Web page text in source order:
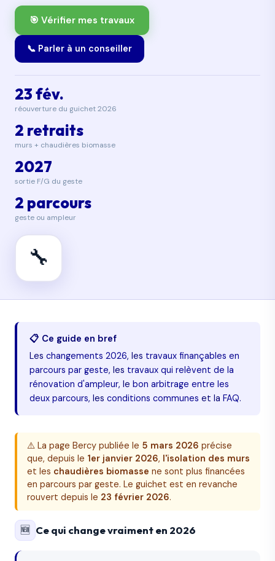
🎯 Vérifier mes travaux
📞 Parler à un conseiller
23 fév.
réouverture du guichet 2026
2 retraits
murs + chaudières biomasse
2027
sortie F/G du geste
2 parcours
geste ou ampleur
🔧
📋 Ce guide en bref
Les changements 2026, les travaux finançables en
parcours par geste, les travaux qui relèvent de la
rénovation d'ampleur, le bon arbitrage entre les
deux parcours, les conditions communes et la FAQ.
⚠️ La page Bercy publiée le 5 mars 2026 précise
que, depuis le 1er janvier 2026, l'isolation des murs
et les chaudières biomasse ne sont plus financées
en parcours par geste. Le guichet est en revanche
rouvert depuis le 23 février 2026.
🆕 Ce qui change vraiment en 2026